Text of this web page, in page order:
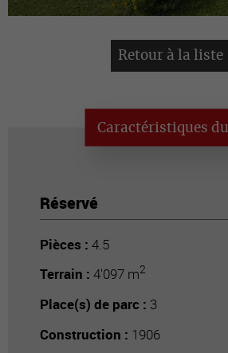
Retour à la liste
Caractéristiques
Réservé
Pièces : 4.5
Terrain : 4'097 m2
Place(s) de parc : 3
Construction : 1906